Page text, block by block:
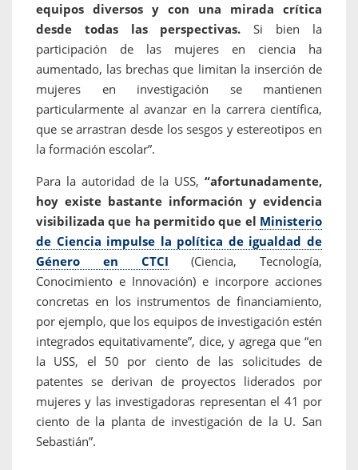
equipos diversos y con una mirada crítica
desde todas las perspectivas. Si bien la
participación de las mujeres en ciencia ha
aumentado, las brechas que limitan la inserción de
mujeres en investigación se mantienen
particularmente al avanzar en la carrera científica,
que se arrastran desde los sesgos y estereotipos en
la formación escolar”.
Para la autoridad de la USS, “afortunadamente,
hoy existe bastante información y evidencia
visibilizada que ha permitido que el Ministerio
de Ciencia impulse la política de igualdad de
Género en CTCI (Ciencia, Tecnología,
Conocimiento e Innovación) e incorpore acciones
concretas en los instrumentos de financiamiento,
por ejemplo, que los equipos de investigación estén
integrados equitativamente”, dice, y agrega que “en
la USS, el 50 por ciento de las solicitudes de
patentes se derivan de proyectos liderados por
mujeres y las investigadoras representan el 41 por
ciento de la planta de investigación de la U. San
Sebastián”.